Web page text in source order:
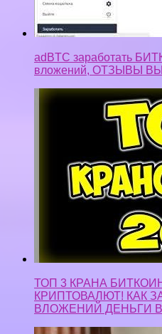
adBTC заработать
вложений, ОТЗЫВЫ
ТОП 3 КРАНА
КРИПТОВАЛЮТ! КАК
ВЛОЖЕНИЙ ДЕНЬГИ